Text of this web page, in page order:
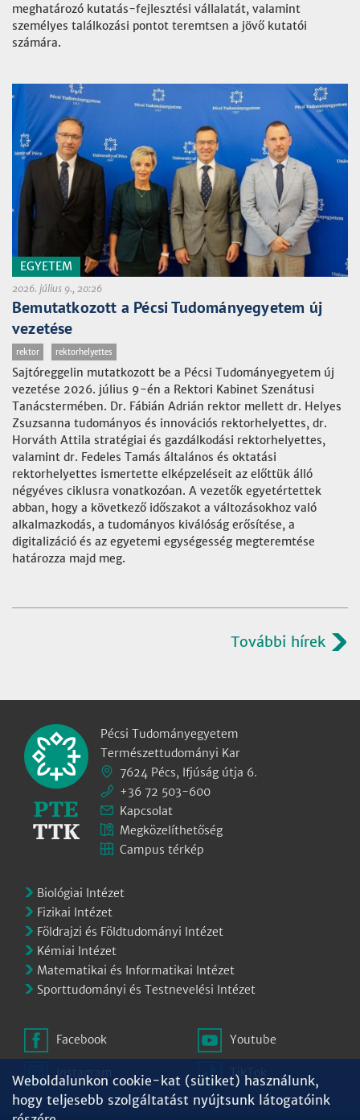
meghatározó kutatás-fejlesztési vállalatát, valamint
személyes találkozási pontot teremtsen a jövő kutatói
számára.
EGYETEM
2026. július 9., 20:26
Bemutatkozott a Pécsi Tudományegyetem új
vezetése
rektor rektorhelyettes
Sajtóreggelin mutatkozott be a Pécsi Tudományegyetem új
vezetése 2026. július 9-én a Rektori Kabinet Szenátusi
Tanácstermében. Dr. Fábián Adrián rektor mellett dr. Helyes
Zsuzsanna tudományos és innovációs rektorhelyettes, dr.
Horváth Attila stratégiai és gazdálkodási rektorhelyettes,
valamint dr. Fedeles Tamás általános és oktatási
rektorhelyettes ismertette elképzeléseit az előttük álló
négyéves ciklusra vonatkozóan. A vezetők egyetértettek
abban, hogy a következő időszakot a változásokhoz való
alkalmazkodás, a tudományos kiválóság erősítése, a
digitalizáció és az egyetemi egységesség megteremtése
határozza majd meg.
További hírek
Pécsi Tudományegyetem
Természettudományi Kar
7624 Pécs, Ifjúság útja 6.
+36 72 503-600
Kapcsolat
Megközelíthetőség
Campus térkép
Biológiai Intézet
Fizikai Intézet
Földrajzi és Földtudományi Intézet
Kémiai Intézet
Matematikai és Informatikai Intézet
Sporttudományi és Testnevelési Intézet
Facebook
Instagram
Youtube
TikTok
Weboldalunkon cookie-kat (sütiket) használunk,
hogy teljesebb szolgáltatást nyújtsunk látogatóink